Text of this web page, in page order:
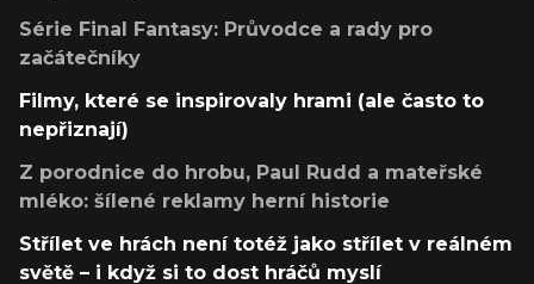
Série Final Fantasy: Průvodce a rady pro
začátečníky
Filmy, které se inspirovaly hrami (ale často to
nepřiznají)
Z porodnice do hrobu, Paul Rudd a mateřské
mléko: šílené reklamy herní historie
Střílet ve hrách není totéž jako střílet v reálném
světě – i když si to dost hráčů myslí